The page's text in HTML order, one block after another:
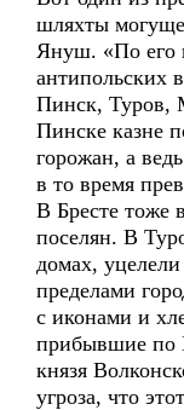
шляхты
Януш. «По его
антипольских
Пинск, Туров,
Пинске казне
горожан, а
в то время
В Бресте тоже
поселян. В
домах, уцелели
пределами
с иконами и
прибывшие по
князя
угроза, что